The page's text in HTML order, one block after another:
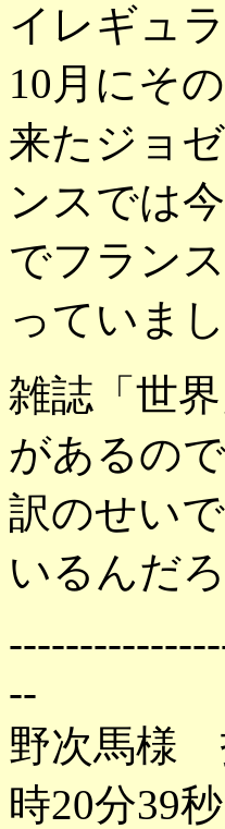
イレギュ
10月にそ
来たジョ
ンスでは
でフラン
っていまし
雑誌「世
があるの
訳のせい
いるんだ
--
野次馬様
時20分39秒